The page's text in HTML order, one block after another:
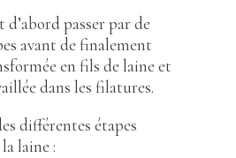
passer par de
avant de finalement
en fils de laine et
dans les filatures.
différentes étapes
laine :